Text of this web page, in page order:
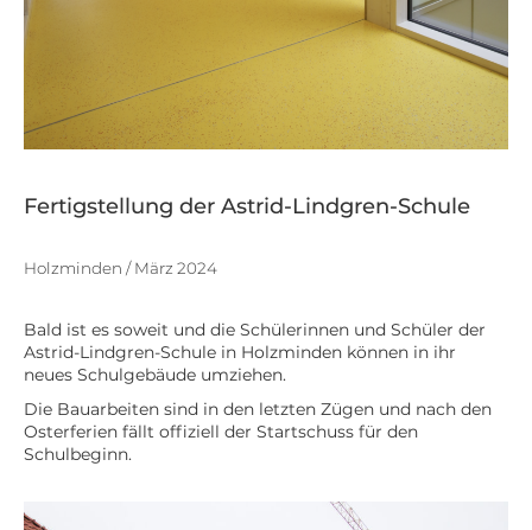
Fertigstellung der Astrid-Lindgren-Schule
Holzminden / März 2024
Bald ist es soweit und die Schülerinnen und Schüler der
Astrid-Lindgren-Schule in Holzminden können in ihr
neues Schulgebäude umziehen.
Die Bauarbeiten sind in den letzten Zügen und nach den
Osterferien fällt offiziell der Startschuss für den
Schulbeginn.